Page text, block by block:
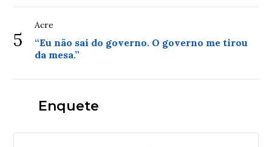
5
Acre
“Eu não saí do governo. O governo me tirou
da mesa.”
Enquete